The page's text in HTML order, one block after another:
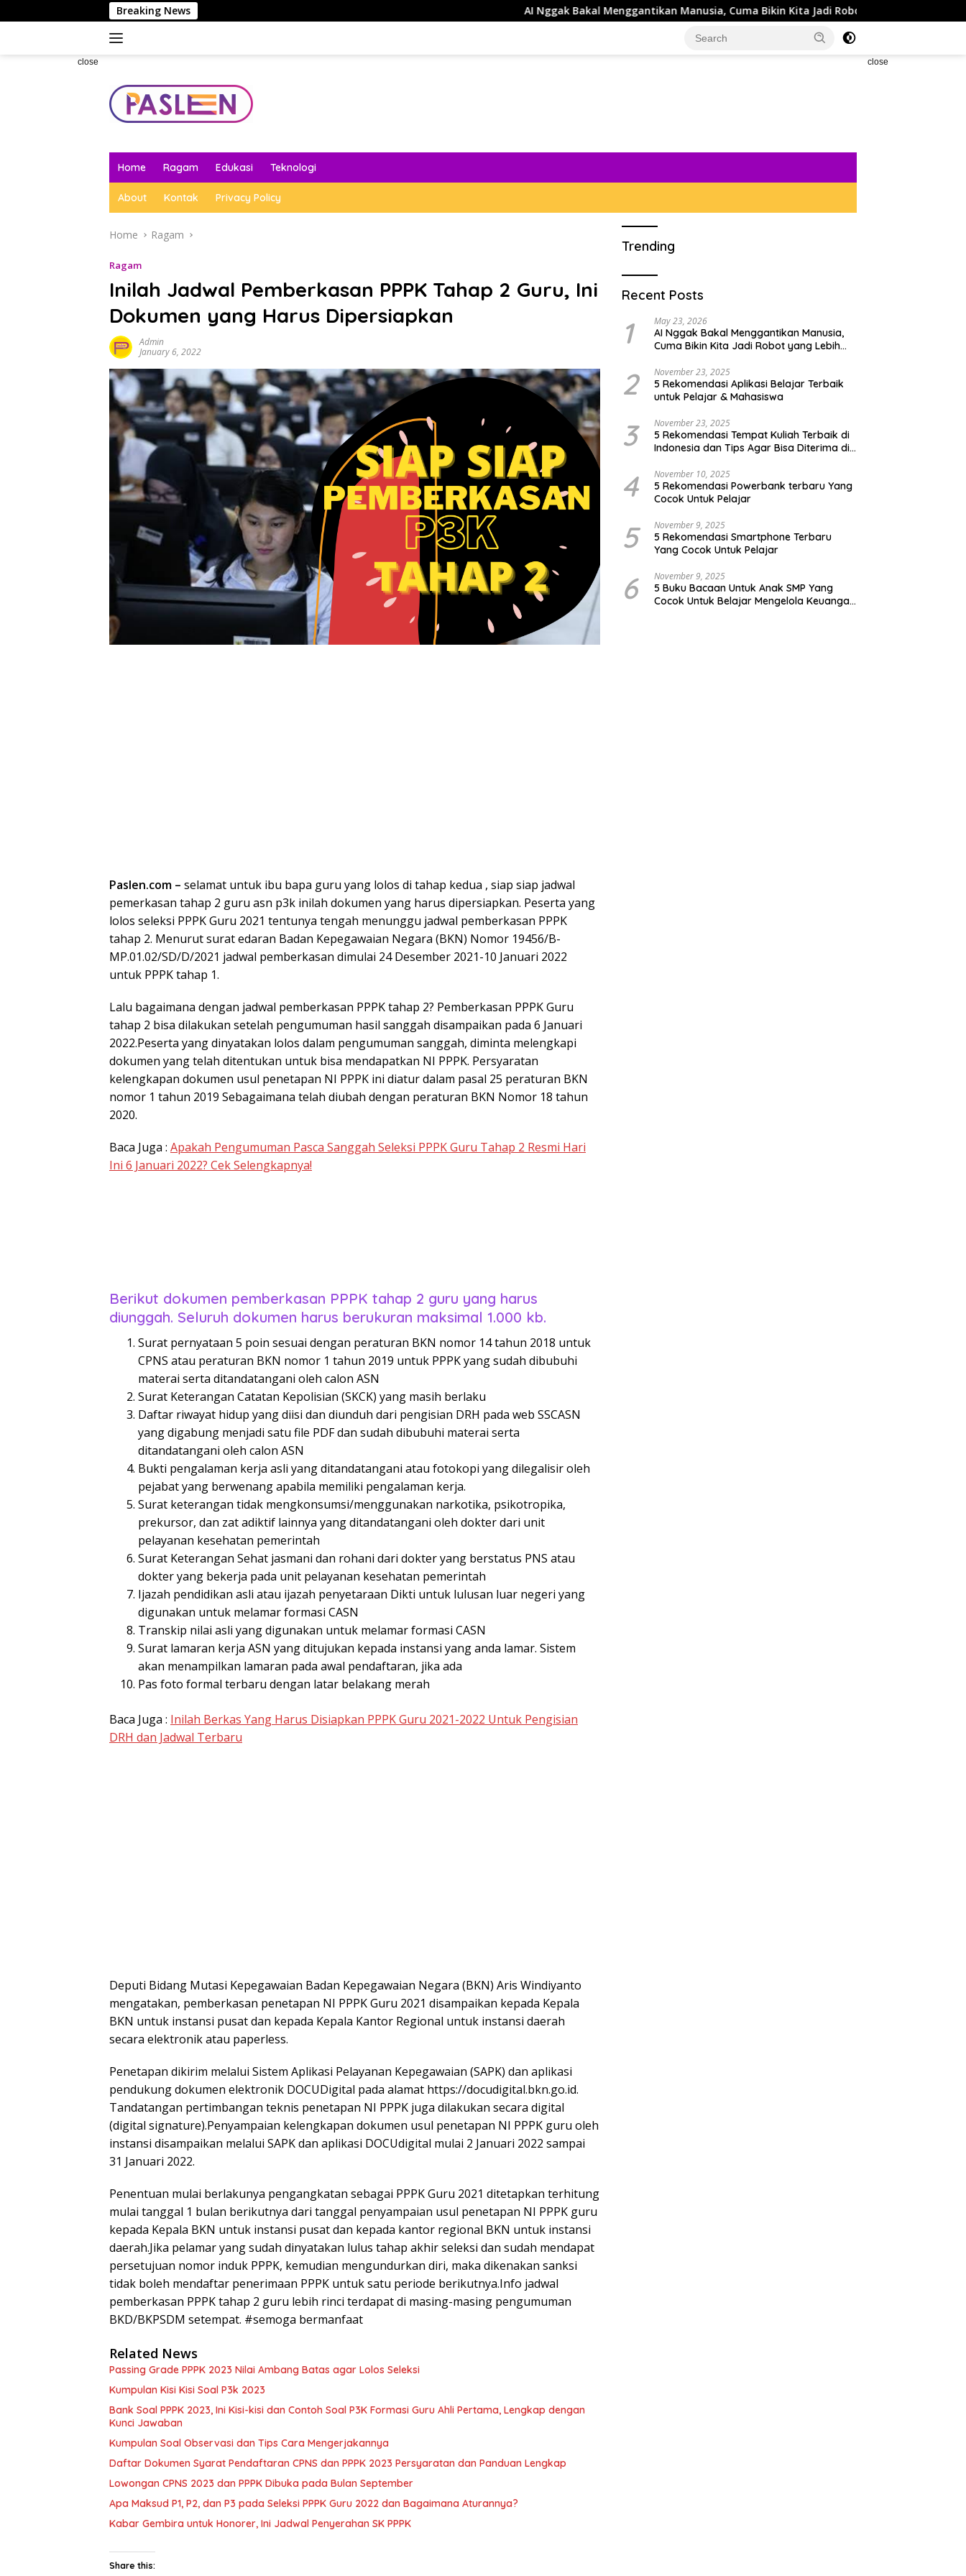
to
Breaking News AI Nggak Bakal Menggantikan Manusia, Cuma Bikin Kita Jadi Robot yang Lebih Efisien Saja
close close
Home Ragam Edukasi Teknologi
About Kontak Privacy Policy
Home Ragam
Ragam
Inilah Jadwal Pemberkasan PPPK Tahap 2 Guru, Ini
Dokumen yang Harus Dipersiapkan
Admin
January 6, 2022
Paslen.com – selamat untuk ibu bapa guru yang lolos di tahap kedua , siap siap jadwal
pemerkasan tahap 2 guru asn p3k inilah dokumen yang harus dipersiapkan. Peserta yang
lolos seleksi PPPK Guru 2021 tentunya tengah menunggu jadwal pemberkasan PPPK
tahap 2. Menurut surat edaran Badan Kepegawaian Negara (BKN) Nomor 19456/B-
MP.01.02/SD/D/2021 jadwal pemberkasan dimulai 24 Desember 2021-10 Januari 2022
untuk PPPK tahap 1.
Lalu bagaimana dengan jadwal pemberkasan PPPK tahap 2? Pemberkasan PPPK Guru
tahap 2 bisa dilakukan setelah pengumuman hasil sanggah disampaikan pada 6 Januari
2022.Peserta yang dinyatakan lolos dalam pengumuman sanggah, diminta melengkapi
dokumen yang telah ditentukan untuk bisa mendapatkan NI PPPK. Persyaratan
kelengkapan dokumen usul penetapan NI PPPK ini diatur dalam pasal 25 peraturan BKN
nomor 1 tahun 2019 Sebagaimana telah diubah dengan peraturan BKN Nomor 18 tahun
2020.
Baca Juga : Apakah Pengumuman Pasca Sanggah Seleksi PPPK Guru Tahap 2 Resmi Hari
Ini 6 Januari 2022? Cek Selengkapnya!
Berikut dokumen pemberkasan PPPK tahap 2 guru yang harus
diunggah. Seluruh dokumen harus berukuran maksimal 1.000 kb.
Surat pernyataan 5 poin sesuai dengan peraturan BKN nomor 14 tahun 2018 untuk
CPNS atau peraturan BKN nomor 1 tahun 2019 untuk PPPK yang sudah dibubuhi
materai serta ditandatangani oleh calon ASN
Surat Keterangan Catatan Kepolisian (SKCK) yang masih berlaku
Daftar riwayat hidup yang diisi dan diunduh dari pengisian DRH pada web SSCASN
yang digabung menjadi satu file PDF dan sudah dibubuhi materai serta
ditandatangani oleh calon ASN
Bukti pengalaman kerja asli yang ditandatangani atau fotokopi yang dilegalisir oleh
pejabat yang berwenang apabila memiliki pengalaman kerja.
Surat keterangan tidak mengkonsumsi/menggunakan narkotika, psikotropika,
prekursor, dan zat adiktif lainnya yang ditandatangani oleh dokter dari unit
pelayanan kesehatan pemerintah
Surat Keterangan Sehat jasmani dan rohani dari dokter yang berstatus PNS atau
dokter yang bekerja pada unit pelayanan kesehatan pemerintah
Ijazah pendidikan asli atau ijazah penyetaraan Dikti untuk lulusan luar negeri yang
digunakan untuk melamar formasi CASN
Transkip nilai asli yang digunakan untuk melamar formasi CASN
Surat lamaran kerja ASN yang ditujukan kepada instansi yang anda lamar. Sistem
akan menampilkan lamaran pada awal pendaftaran, jika ada
Pas foto formal terbaru dengan latar belakang merah
Baca Juga : Inilah Berkas Yang Harus Disiapkan PPPK Guru 2021-2022 Untuk Pengisian
DRH dan Jadwal Terbaru
Deputi Bidang Mutasi Kepegawaian Badan Kepegawaian Negara (BKN) Aris Windiyanto
mengatakan, pemberkasan penetapan NI PPPK Guru 2021 disampaikan kepada Kepala
BKN untuk instansi pusat dan kepada Kepala Kantor Regional untuk instansi daerah
secara elektronik atau paperless.
Penetapan dikirim melalui Sistem Aplikasi Pelayanan Kepegawaian (SAPK) dan aplikasi
pendukung dokumen elektronik DOCUDigital pada alamat https://docudigital.bkn.go.id.
Tandatangan pertimbangan teknis penetapan NI PPPK juga dilakukan secara digital
(digital signature).Penyampaian kelengkapan dokumen usul penetapan NI PPPK guru oleh
instansi disampaikan melalui SAPK dan aplikasi DOCUdigital mulai 2 Januari 2022 sampai
31 Januari 2022.
Penentuan mulai berlakunya pengangkatan sebagai PPPK Guru 2021 ditetapkan terhitung
mulai tanggal 1 bulan berikutnya dari tanggal penyampaian usul penetapan NI PPPK guru
kepada Kepala BKN untuk instansi pusat dan kepada kantor regional BKN untuk instansi
daerah.Jika pelamar yang sudah dinyatakan lulus tahap akhir seleksi dan sudah mendapat
persetujuan nomor induk PPPK, kemudian mengundurkan diri, maka dikenakan sanksi
tidak boleh mendaftar penerimaan PPPK untuk satu periode berikutnya.Info jadwal
pemberkasan PPPK tahap 2 guru lebih rinci terdapat di masing-masing pengumuman
BKD/BKPSDM setempat. #semoga bermanfaat
Related News
Passing Grade PPPK 2023 Nilai Ambang Batas agar Lolos Seleksi
Kumpulan Kisi Kisi Soal P3k 2023
Bank Soal PPPK 2023, Ini Kisi-kisi dan Contoh Soal P3K Formasi Guru Ahli Pertama, Lengkap dengan
Kunci Jawaban
Kumpulan Soal Observasi dan Tips Cara Mengerjakannya
Daftar Dokumen Syarat Pendaftaran CPNS dan PPPK 2023 Persyaratan dan Panduan Lengkap
Lowongan CPNS 2023 dan PPPK Dibuka pada Bulan September
Apa Maksud P1, P2, dan P3 pada Seleksi PPPK Guru 2022 dan Bagaimana Aturannya?
Kabar Gembira untuk Honorer, Ini Jadwal Penyerahan SK PPPK
Share this:
Trending
Recent Posts
1 May 23, 2026
AI Nggak Bakal Menggantikan Manusia,
Cuma Bikin Kita Jadi Robot yang Lebih
2 November 23, 2025
5 Rekomendasi Aplikasi Belajar Terbaik
untuk Pelajar & Mahasiswa
3 November 23, 2025
5 Rekomendasi Tempat Kuliah Terbaik di
Indonesia dan Tips Agar Bisa Diterima di
4 November 10, 2025
5 Rekomendasi Powerbank terbaru Yang
Cocok Untuk Pelajar
5 November 9, 2025
5 Rekomendasi Smartphone Terbaru
Yang Cocok Untuk Pelajar
6 November 9, 2025
5 Buku Bacaan Untuk Anak SMP Yang
Cocok Untuk Belajar Mengelola Keuangan